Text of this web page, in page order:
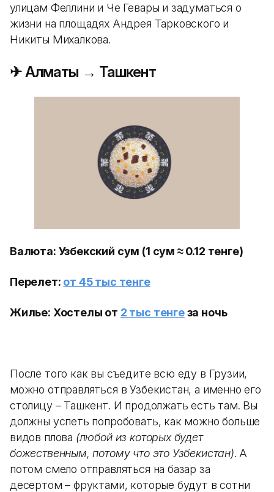
улицам Феллини и Че Гевары и задуматься о
жизни на площадях Андрея Тарковского и
Никиты Михалкова.
✈ Алматы → Ташкент
Валюта: Узбекский сум (1 сум ≈ 0.12 тенге)
Перелет: от 45 тыс тенге
Жилье: Хостелы от 2 тыс тенгеза ночь
После того как вы съедите всю еду в Грузии,
можно отправляться в Узбекистан, а именно его
столицу – Ташкент. И продолжать есть там. Вы
должны успеть попробовать, как можно больше
видов плова (любой из которых будет
божественным, потому что это Узбекистан). А
потом смело отправляться на базар за
десертом – фруктами, которые будут в сотни